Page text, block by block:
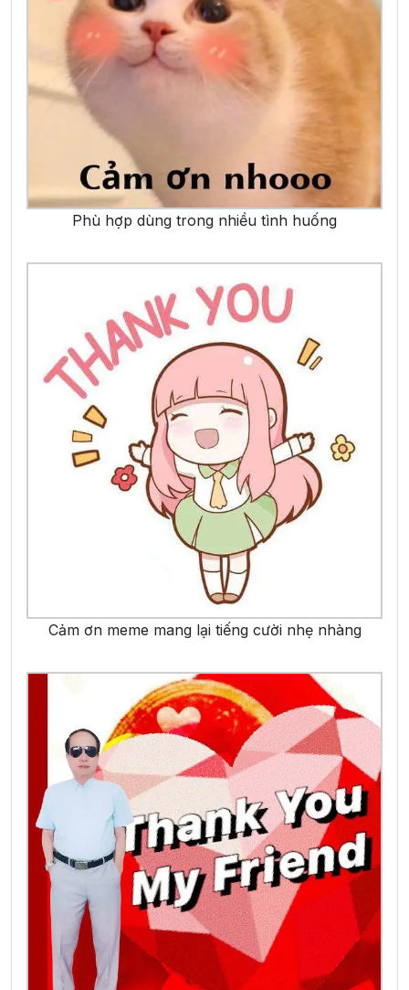
Phù hợp dùng trong nhiều tình huống
Cảm ơn meme mang lại tiếng cười nhẹ nhàng